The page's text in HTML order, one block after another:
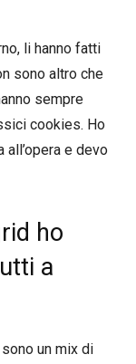
li hanno fatti
sono altro che
sempre
cookies. Ho
e devo
ho
a
un mix di